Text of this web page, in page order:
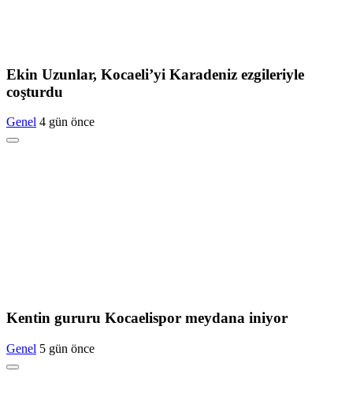
Ekin Uzunlar, Kocaeli’yi Karadeniz ezgileriyle
coşturdu
Genel 4 gün önce
Kentin gururu Kocaelispor meydana iniyor
Genel 5 gün önce